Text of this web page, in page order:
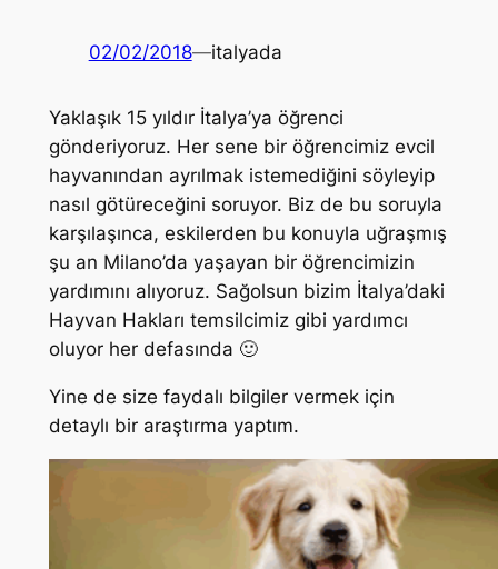
02/02/2018—italyada
Yaklaşık 15 yıldır İtalya’ya öğrenci
gönderiyoruz. Her sene bir öğrencimiz evcil
hayvanından ayrılmak istemediğini söyleyip
nasıl götüreceğini soruyor. Biz de bu soruyla
karşılaşınca, eskilerden bu konuyla uğraşmış
şu an Milano’da yaşayan bir öğrencimizin
yardımını alıyoruz. Sağolsun bizim İtalya’daki
Hayvan Hakları temsilcimiz gibi yardımcı
oluyor her defasında 🙂
Yine de size faydalı bilgiler vermek için
detaylı bir araştırma yaptım.